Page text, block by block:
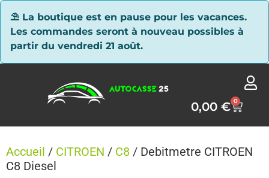
⛱ La boutique est en pause pour les vacances.
Les commandes seront à nouveau possibles à
partir du vendredi 21 août.
0,00€ 0
Accueil / CITROEN / C8 / Debitmetre CITROEN
C8 Diesel
Panneau de gestion des cookies